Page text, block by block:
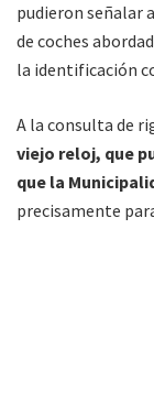
pudieron señalar
de coches
la identificación
A la consulta de
viejo reloj, que
que la
precisamente